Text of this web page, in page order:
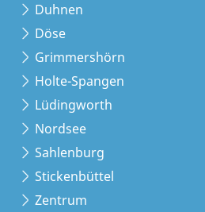
Duhnen
Döse
Grimmershörn
Holte-Spangen
Lüdingworth
Nordsee
Sahlenburg
Stickenbüttel
Zentrum